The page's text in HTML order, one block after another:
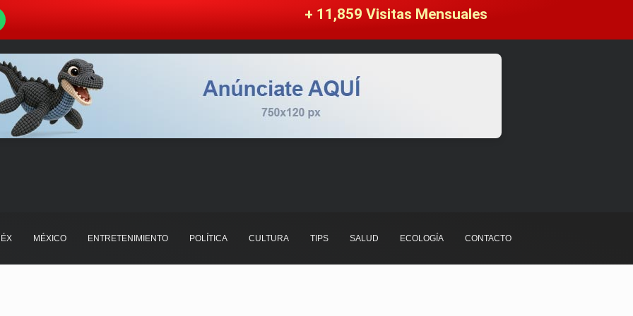
+ 11,859 Visitas Mensuales
MÉXICO ENTRETENIMIENTO POLÍTICA CULTURA TIPS SALUD ECOLOGÍA CONTACTO